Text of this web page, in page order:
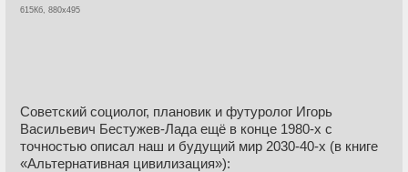
615Кб, 880x495
Советский социолог, плановик и футуролог Игорь
Васильевич Бестужев-Лада ещё в конце 1980-х с
точностью описал наш и будущий мир 2030-40-х (в книге
«Альтернативная цивилизация»):